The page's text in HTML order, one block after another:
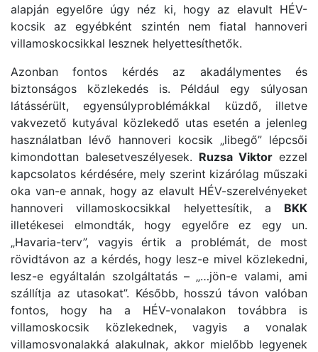
alapján egyelőre úgy néz ki, hogy az elavult HÉV-
kocsik az egyébként szintén nem fiatal hannoveri
villamoskocsikkal lesznek helyettesíthetők.
Azonban fontos kérdés az akadálymentes és
biztonságos közlekedés is. Például egy súlyosan
látássérült, egyensúlyproblémákkal küzdő, illetve
vakvezető kutyával közlekedő utas esetén a jelenleg
használatban lévő hannoveri kocsik „libegő” lépcsői
kimondottan balesetveszélyesek. Ruzsa Viktor ezzel
kapcsolatos kérdésére, mely szerint kizárólag műszaki
oka van-e annak, hogy az elavult HÉV-szerelvényeket
hannoveri villamoskocsikkal helyettesítik, a BKK
illetékesei elmondták, hogy egyelőre ez egy un.
„Havaria-terv”, vagyis értik a problémát, de most
rövidtávon az a kérdés, hogy lesz-e mivel közlekedni,
lesz-e egyáltalán szolgáltatás – „…jön-e valami, ami
szállítja az utasokat”. Később, hosszú távon valóban
fontos, hogy ha a HÉV-vonalakon továbbra is
villamoskocsik közlekednek, vagyis a vonalak
villamosvonalakká alakulnak, akkor mielőbb legyenek